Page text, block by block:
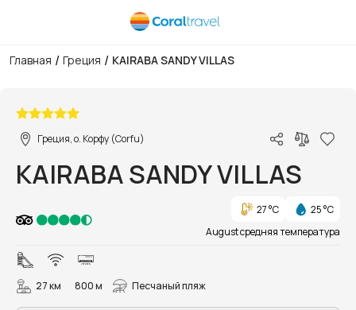
Главная / Греция / KAIRABA SANDY VILLAS
Греция, о. Корфу (Corfu)
KAIRABA SANDY VILLAS
27 °C
25 °C
August средняя температура
27 км 800 м Песчаный пляж